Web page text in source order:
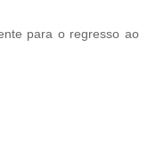
para o regresso ao